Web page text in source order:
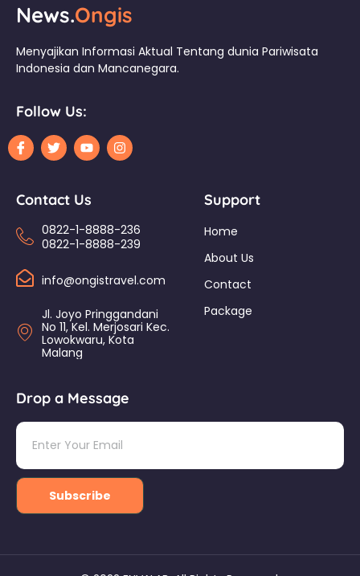
News.Ongis
Menyajikan Informasi Aktual Tentang dunia Pariwisata
Indonesia dan Mancanegara.
Follow Us:
Contact Us
0822-1-8888-236
0822-1-8888-239
info@ongistravel.com
Jl. Joyo Pringgandani
No 11, Kel. Merjosari Kec.
Lowokwaru, Kota
Malang
Support
Home
About Us
Contact
Package
Drop a Message
Subscribe